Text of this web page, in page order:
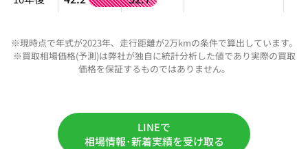
※現時点で年式が2023年、走行距離が2万kmの条件で算出しています。
※買取相場価格(予測)は弊社が独自に統計分析した値であり実際の買取
価格を保証するものではありません。
LINEで
相場情報･新着実績を受け取る